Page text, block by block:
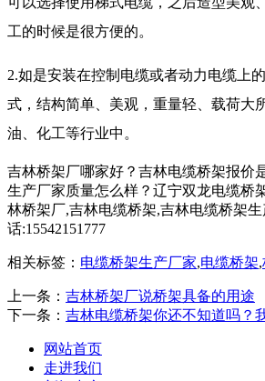
工的时候是很方便的。
2.如是安装在控制电缆或者动力电缆上
式，结构简单、美观，重量轻、载荷大
油、化工等行业中。
吉林桥架厂哪家好？吉林电缆桥架报价
生产厂家质量怎么样？辽宁双龙电缆桥
林桥架厂,吉林电缆桥架,吉林电缆桥架
话:15542151777
相关标签： 电缆桥架生产厂家,电缆桥架,
上一条： 吉林桥架厂说桥架具备的用途
下一条： 吉林电缆桥架你还不知道吗？
网站首页
走进我们